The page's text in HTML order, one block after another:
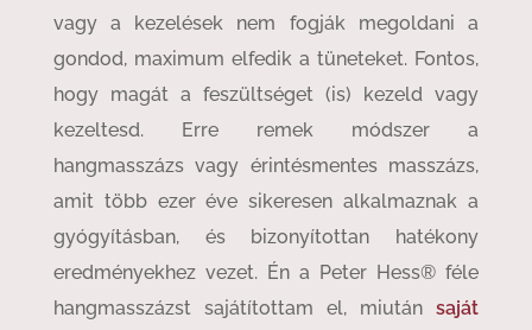
vagy a kezelések nem fogják megoldani a
gondod, maximum elfedik a tüneteket. Fontos,
hogy magát a feszültséget (is) kezeld vagy
kezeltesd. Erre remek módszer a
hangmasszázs vagy érintésmentes masszázs,
amit több ezer éve sikeresen alkalmaznak a
gyógyításban, és bizonyítottan hatékony
eredményekhez vezet. Én a Peter Hess® féle
hangmasszázst sajátítottam el, miutánsaját